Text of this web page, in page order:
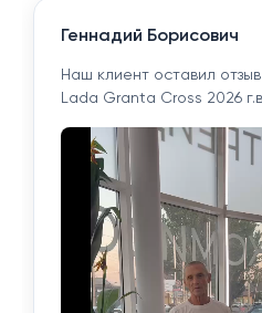
Геннадий Борисович
Наш клиент оставил
Lada Granta Cross 2026